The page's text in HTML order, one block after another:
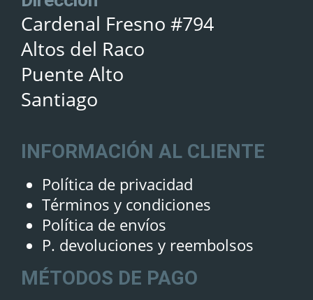
Cardenal Fresno #794
Altos del Raco
Puente Alto
Santiago
INFORMACIÓN AL CLIENTE
Política de privacidad
Términos y condiciones
Política de envíos
P. devoluciones y reembolsos
MÉTODOS DE PAGO